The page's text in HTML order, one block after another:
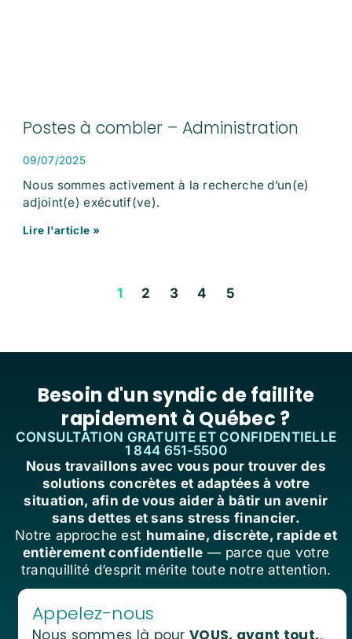
Postes à combler – Administration
09/07/2025
Nous sommes activement à la recherche d’un(e)
adjoint(e) exécutif(ve).
Lire l'article »
1 2 3 4 5
Besoin d'un syndic de faillite
rapidement à Québec ?
CONSULTATION GRATUITE ET CONFIDENTIELLE
1 844 651-5500
Nous travaillons avec vous pour trouver des
solutions concrètes et adaptées à votre
situation, afin de vous aider à bâtir un avenir
sans dettes et sans stress financier.
Notre approche est humaine, discrète, rapide et
entièrement confidentielle — parce que votre
tranquillité d’esprit mérite toute notre attention.
Appelez-nous